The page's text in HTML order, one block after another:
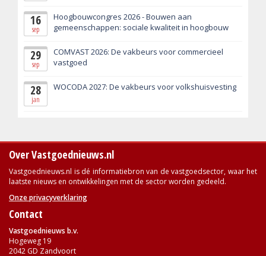
16
sep
Hoogbouwcongres 2026 - Bouwen aan
gemeenschappen: sociale kwaliteit in hoogbouw
29
sep
COMVAST 2026: De vakbeurs voor commercieel
vastgoed
28
jan
WOCODA 2027: De vakbeurs voor volkshuisvesting
Over Vastgoednieuws.nl
Vastgoednieuws.nl is dé informatiebron van de vastgoedsector, waar het
laatste nieuws en ontwikkelingen met de sector worden gedeeld.
Onze privacyverklaring
Contact
Vastgoednieuws b.v.
Hogeweg 19
2042 GD Zandvoort